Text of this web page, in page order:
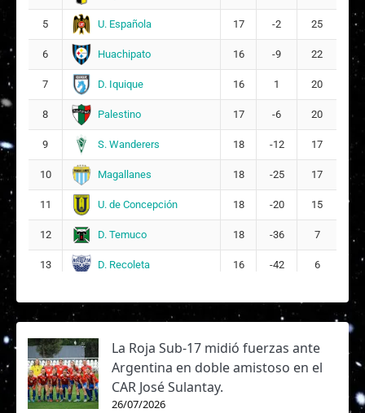
5 U. Española 17 -2 25
6 Huachipato 16 -9 22
7 D. Iquique 16 1 20
8 Palestino 17 -6 20
9 S. Wanderers 18 -12 17
10 Magallanes 18 -25 17
11 U. de Concepción 18 -20 15
12 D. Temuco 18 -36 7
13 D. Recoleta 16 -42 6
La Roja Sub-17 midió fuerzas ante
Argentina en doble amistoso en el
CAR José Sulantay.
26/07/2026